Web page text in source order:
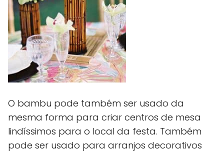
O bambu pode também ser usado da
mesma forma para criar centros de mesa
lindíssimos para o local da festa. Também
pode ser usado para arranjos decorativos